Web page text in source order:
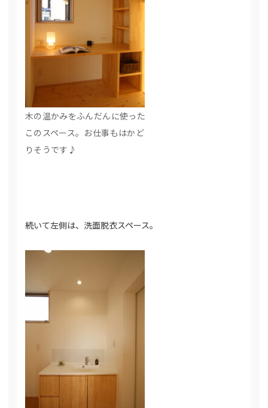
木の温かみをふんだんに使った
このスペース。お仕事もはかど
りそうです♪
続いて左側は、洗面脱衣スペース。